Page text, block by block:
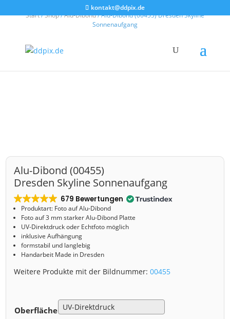
kontakt@ddpix.de
Start/Shop/Alu-Dibond/ Alu-Dibond (00455) Dresden Skyline
Sonnenaufgang
Alu-Dibond (00455)
Dresden Skyline Sonnenaufgang
679 Bewertungen
Produktart: Foto auf Alu-Dibond
Foto auf 3 mm starker Alu-Dibond Platte
UV-Direktdruck oder Echtfoto möglich
inklusive Aufhängung
formstabil und langlebig
Handarbeit Made in Dresden
Weitere Produkte mit der Bildnummer:00455
Oberfläche